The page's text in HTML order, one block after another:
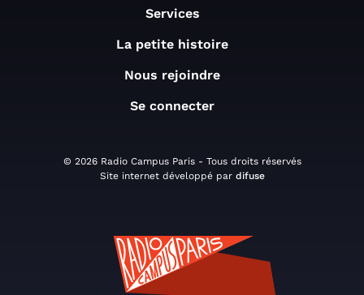
Services
La petite histoire
Nous rejoindre
Se connecter
© 2026 Radio Campus Paris - Tous droits réservés
Site internet développé par difuse